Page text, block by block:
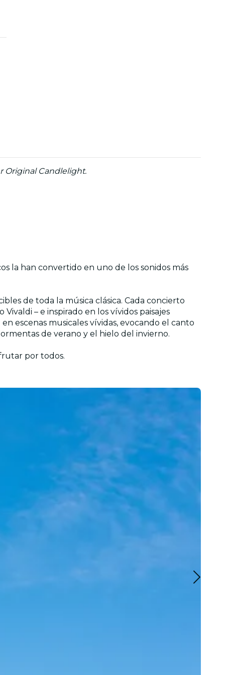
Original Candlelight.
la han convertido en uno de los sonidos más
de toda la música clásica. Cada concierto
– e inspirado en los vívidos paisajes
escenas musicales vívidas, evocando el canto
de verano y el hielo del invierno.
por todos.